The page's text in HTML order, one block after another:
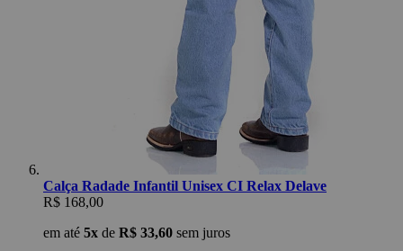
Calça Radade Infantil Unisex CI Relax Delave
R$ 168,00
em até 5x de R$ 33,60 sem juros